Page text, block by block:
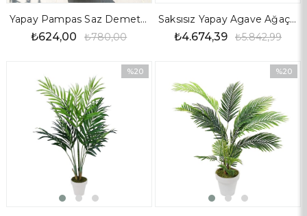
Yapay Pampas Saz Demet Beyaz 90 cm
₺624,00 ₺780,00
Saksısız Yapay Agave Ağaç 125 cm
₺4.674,39 ₺5.842,99
%20
%20